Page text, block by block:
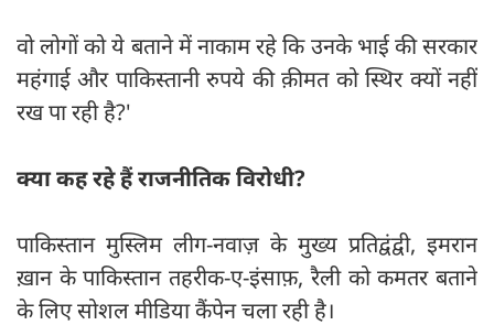
वो लोगों को ये बताने में नाकाम रहे कि उनके भाई की सरकार
महंगाई और पाकिस्तानी रुपये की क़ीमत को स्थिर क्यों नहीं
रख पा रही है?'
क्या कह रहे हैं राजनीतिक विरोधी?
पाकिस्तान मुस्लिम लीग-नवाज़ के मुख्य प्रतिद्वंद्वी, इमरान
ख़ान के पाकिस्तान तहरीक-ए-इंसाफ़, रैली को कमतर बताने
के लिए सोशल मीडिया कैंपेन चला रही है।